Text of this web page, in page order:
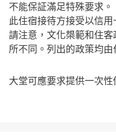
不能保証滿足特殊要求。
此住宿接待方接受以信
請注意，文化槼範和住
所不同。列出的政策均由
大堂可應要求提供一次